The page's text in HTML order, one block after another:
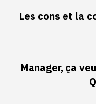
Les cons et la
Manager, ça